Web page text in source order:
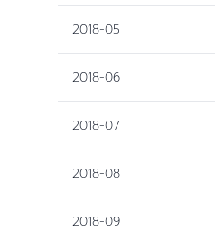
2018-05
2018-06
2018-07
2018-08
2018-09